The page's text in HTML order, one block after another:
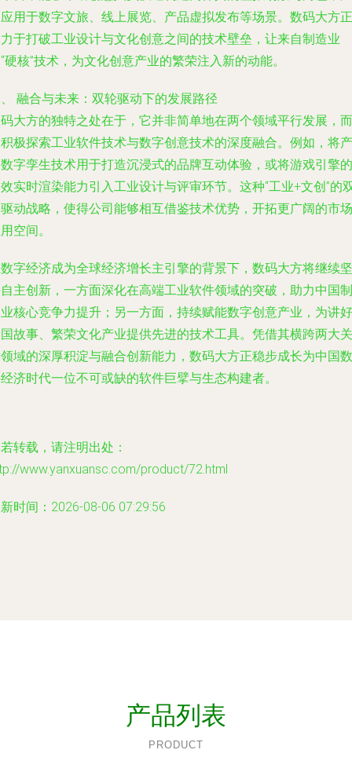
用于数字文旅、线上展览、产品虚拟发布等场景。数码大方正
于打破工业设计与文化创意之间的技术壁垒，让来自制造业
硬核”技术，为文化创意产业的繁荣注入新的动能。
融合与未来：双轮驱动下的发展路径
大方的独特之处在于，它并非简单地在两个领域平行发展，而
极探索工业软件技术与数字创意技术的深度融合。例如，将产
字孪生技术用于打造沉浸式的品牌互动体验，或将游戏引擎的
实时渲染能力引入工业设计与评审环节。这种“工业+文创”的
动战略，使得公司能够相互借鉴技术优势，开拓更广阔的市场
空间。
字经济成为全球经济增长主引擎的背景下，数码大方将继续坚
主创新，一方面深化在高端工业软件领域的突破，助力中国制
核心竞争力提升；另一方面，持续赋能数字创意产业，为讲好
故事、繁荣文化产业提供先进的技术工具。凭借其横跨两大关
域的深厚积淀与融合创新能力，数码大方正稳步成长为中国数
济时代一位不可或缺的软件巨擘与生态构建者。
转载，请注明出处：
www.yanxuansc.com/product/72.html
时间：2026-08-06 07:29:56
产品列表
PRODUCT